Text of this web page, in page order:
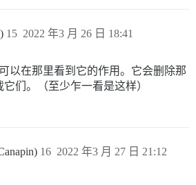
2022 年3 月 26 日 18:41
15
以在那里看到它的作用。它会删除那
们。（至少乍一看是这样）
2022 年3 月 27 日 21:12
16